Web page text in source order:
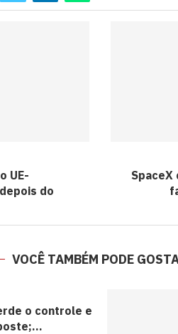
UE-
do
VOCÊ TAMBÉM PODE
o controle e